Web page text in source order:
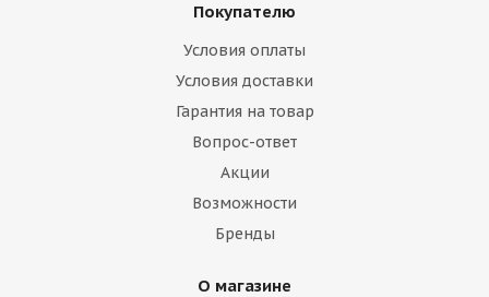
Покупателю
Условия оплаты
Условия доставки
Гарантия на товар
Вопрос-ответ
Акции
Возможности
Бренды
О магазине